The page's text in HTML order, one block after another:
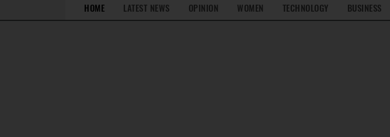
HOME(current)LATEST NEWS OPINION WOMEN TECHNOLOGY BUSINESS